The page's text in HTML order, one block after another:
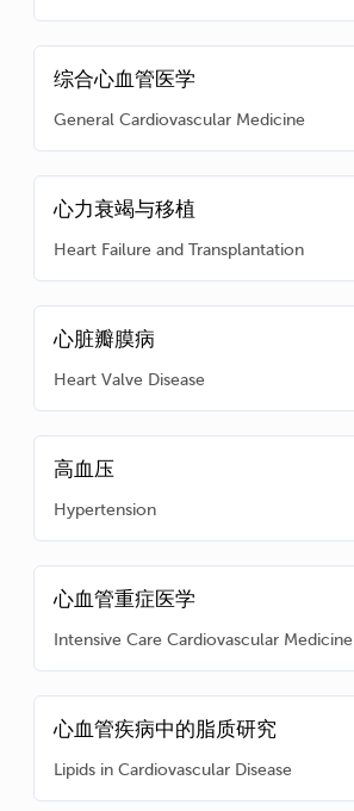
综合心血管医学
General Cardiovascular Medicine
心力衰竭与移植
Heart Failure and Transplantation
心脏瓣膜病
Heart Valve Disease
高血压
Hypertension
心血管重症医学
Intensive Care Cardiovascular Medicine
心血管疾病中的脂质研究
Lipids in Cardiovascular Disease